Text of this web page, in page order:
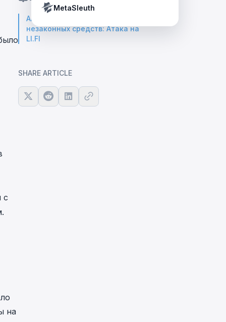
Tether’s blacklist in real time.
MetaSleuth
с
на
Анализ случая перемещения
незаконных средств: Атака на
LI.FI
SHARE ARTICLE